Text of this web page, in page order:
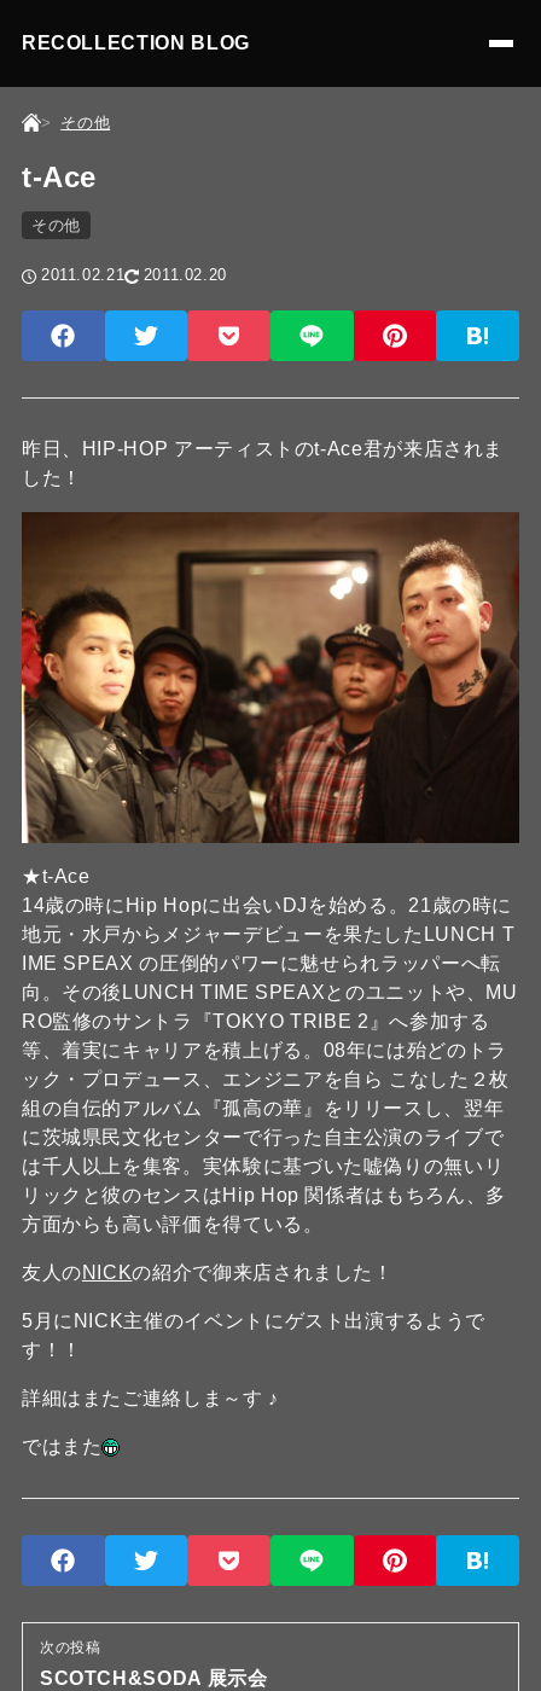
RECOLLECTION BLOG
その他
t-Ace
その他
2011.02.21 2011.02.20
昨日、HIP-HOP アーティストのt-Ace君が来店されま
した！
★t-Ace
14歳の時にHip Hopに出会いDJを始める。21歳の時に
地元・水戸からメジャーデビューを果たしたLUNCH T
IME SPEAX の圧倒的パワーに魅せられラッパーへ転
向。その後LUNCH TIME SPEAXとのユニットや、MU
RO監修のサントラ『TOKYO TRIBE 2』へ参加する
等、着実にキャリアを積上げる。08年には殆どのトラ
ック・プロデュース、エンジニアを自ら こなした２枚
組の自伝的アルバム『孤高の華』をリリースし、翌年
に茨城県民文化センターで行った自主公演のライブで
は千人以上を集客。実体験に基づいた嘘偽りの無いリ
リックと彼のセンスはHip Hop 関係者はもちろん、多
方面からも高い評価を得ている。
友人のNICKの紹介で御来店されました！
5月にNICK主催のイベントにゲスト出演するようで
す！！
詳細はまたご連絡しま～す ♪
ではまた
次の投稿
SCOTCH&SODA 展示会